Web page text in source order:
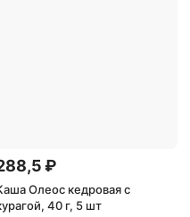
₽
Олеос кедровая с
40 г, 5 шт